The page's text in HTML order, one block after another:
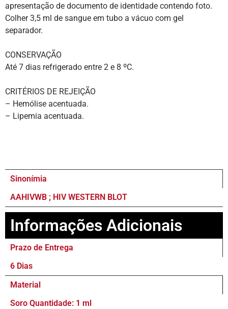
apresentação de documento de identidade contendo foto.
Colher 3,5 ml de sangue em tubo a vácuo com gel
separador.
CONSERVAÇÃO
Até 7 dias refrigerado entre 2 e 8 ºC.
CRITÉRIOS DE REJEIÇÃO
– Hemólise acentuada.
– Lipemia acentuada.
Sinonímia
AAHIVWB ; HIV WESTERN BLOT
Informações Adicionais
Prazo de Entrega
6 Dias
Material
Soro Quantidade: 1 ml